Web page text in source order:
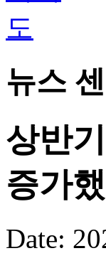
뉴스
상반
증가
Date: